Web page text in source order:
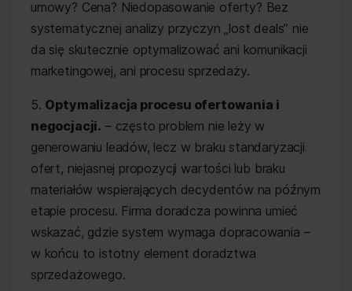
umowy? Cena? Niedopasowanie oferty? Bez
systematycznej analizy przyczyn „lost deals” nie
da się skutecznie optymalizować ani komunikacji
marketingowej, ani procesu sprzedaży.
Optymalizacja procesu ofertowania i
negocjacji. – często problem nie leży w
generowaniu leadów, lecz w braku standaryzacji
ofert, niejasnej propozycji wartości lub braku
materiałów wspierających decydentów na późnym
etapie procesu. Firma doradcza powinna umieć
wskazać, gdzie system wymaga dopracowania –
w końcu to istotny element doradztwa
sprzedażowego.